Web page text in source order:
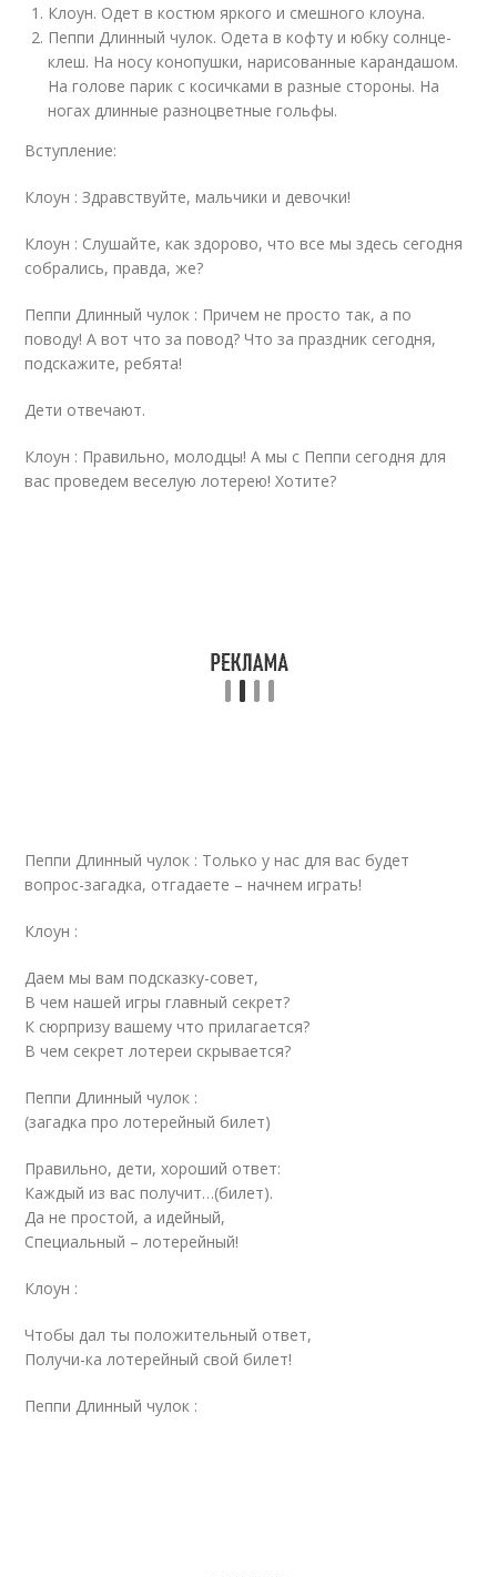
Клоун. Одет в костюм яркого и смешного клоуна.
Пеппи Длинный чулок. Одета в кофту и юбку солнце-
клеш. На носу конопушки, нарисованные карандашом.
На голове парик с косичками в разные стороны. На
ногах длинные разноцветные гольфы.
Вступление:
Клоун : Здравствуйте, мальчики и девочки!
Клоун : Слушайте, как здорово, что все мы здесь сегодня
собрались, правда, же?
Пеппи Длинный чулок : Причем не просто так, а по
поводу! А вот что за повод? Что за праздник сегодня,
подскажите, ребята!
Дети отвечают.
Клоун : Правильно, молодцы! А мы с Пеппи сегодня для
вас проведем веселую лотерею! Хотите?
Пеппи Длинный чулок : Только у нас для вас будет
вопрос-загадка, отгадаете – начнем играть!
Клоун :
Даем мы вам подсказку-совет,
В чем нашей игры главный секрет?
К сюрпризу вашему что прилагается?
В чем секрет лотереи скрывается?
Пеппи Длинный чулок :
(загадка про лотерейный билет)
Правильно, дети, хороший ответ:
Каждый из вас получит…(билет).
Да не простой, а идейный,
Специальный – лотерейный!
Клоун :
Чтобы дал ты положительный ответ,
Получи-ка лотерейный свой билет!
Пеппи Длинный чулок :